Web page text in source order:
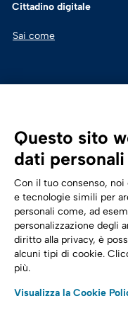
Cittadino digitale
Sai come
Trasformazione digitale
Energia
Telecomunicazioni
Automotive
Questo sito
dati
Con il tuo consenso,
e tecnologie simili per
personali come, ad
personalizzazione degli
diritto alla privacy, è
alcuni tipi di cookie.
più.
Visualizza la Cookie